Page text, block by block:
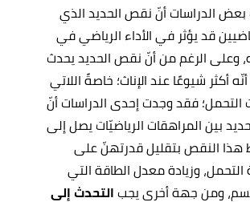
بعض الدراسات أنّ نقص الحديد الذي
قد يؤثر في الأداء الرياضي في
وعلى الرغم من أنّ نقص الحديد يحدث
أنّه أكثر شيوعًا عند الإناث؛ خاصةً اللاتي
التحمل؛ فقد وجدت إحدى الدراسات أنّ
بين المراهقات الرياضيّات يصل إلى
هذا النقص بتقليل قدرتهنّ على
وزيادة معدل الطاقة التي
ومن جهة أخرى يجبالتحدث إلى